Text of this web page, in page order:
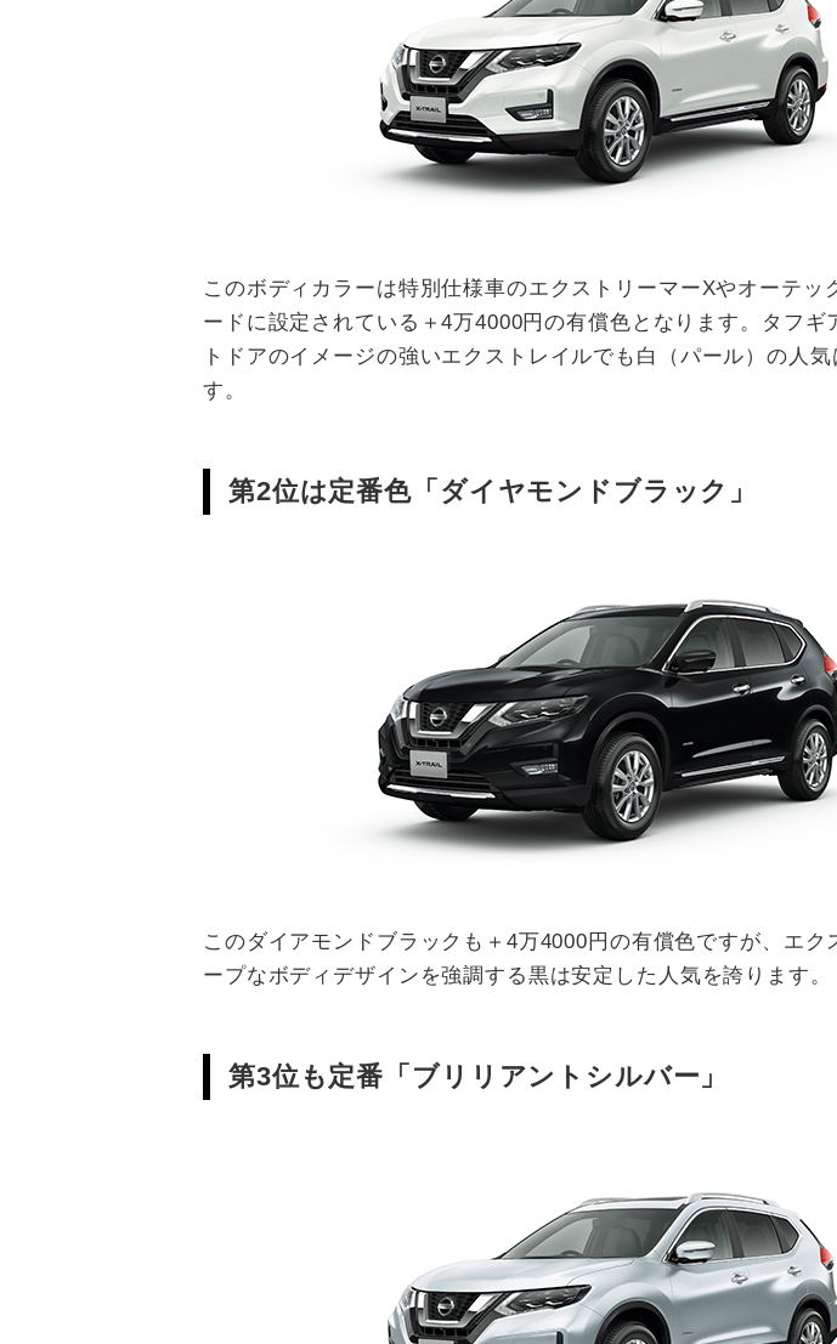
このボディカラーは特別仕様車のエクストリーマーXやオーテッ
ードに設定されている＋4万4000円の有償色となります。タフギ
トドアのイメージの強いエクストレイルでも白（パール）の人
す。
第2位は定番色「ダイヤモンドブラック」
このダイアモンドブラックも＋4万4000円の有償色ですが、エク
ープなボディデザインを強調する黒は安定した人気を誇ります。
第3位も定番「ブリリアントシルバー」